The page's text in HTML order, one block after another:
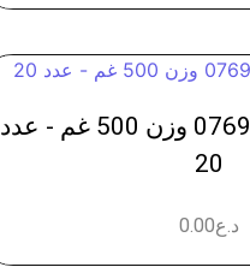
خميرة فرنسية - 0769 وزن 500 غم - عدد
20
د.ع0.00